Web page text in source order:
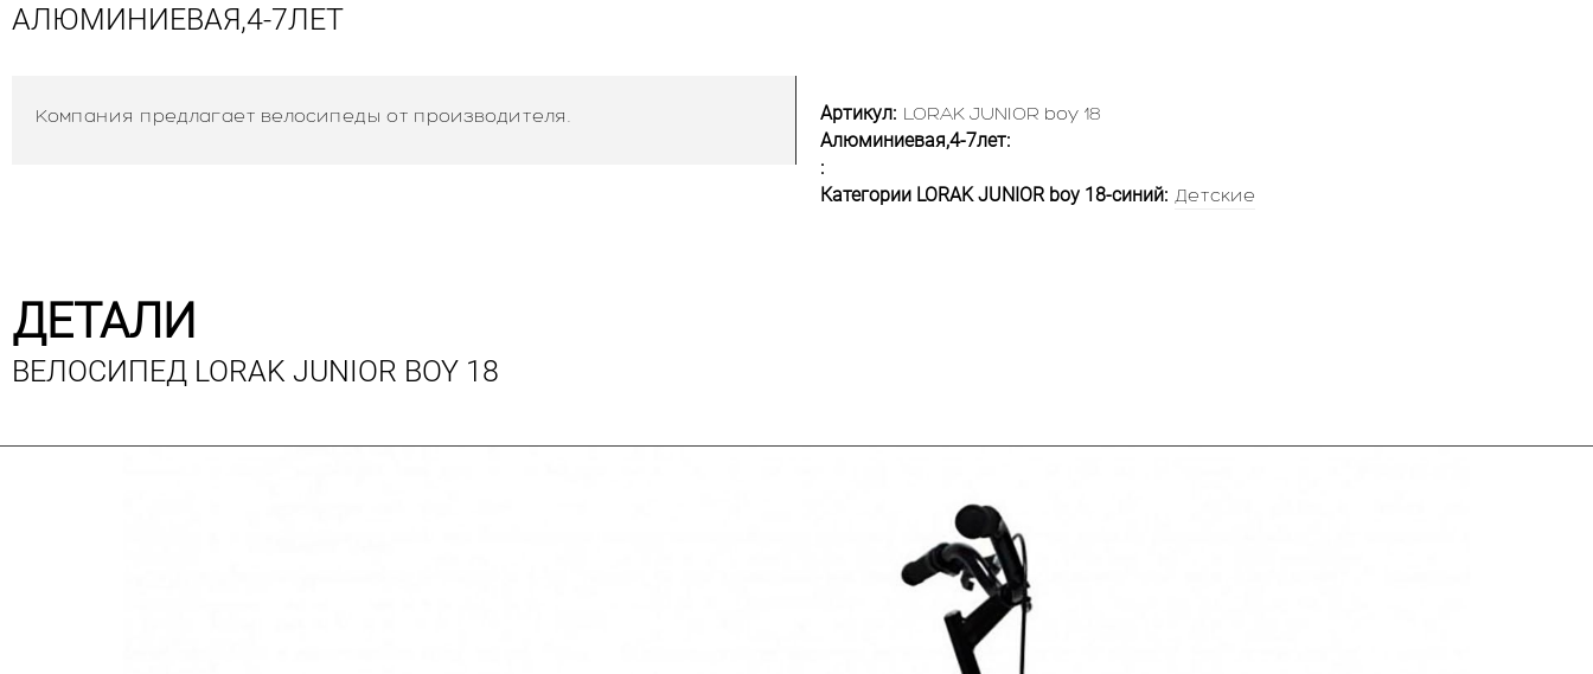
АЛЮМИНИЕВАЯ,4-7ЛЕТ
Компания предлагает велосипеды от производителя. Артикул: LORAK JUNIOR boy 18
Алюминиевая,4-7лет:
:
Категории LORAK JUNIOR boy 18-синий: Детские
ДЕТАЛИ
ВЕЛОСИПЕД LORAK JUNIOR BOY 18